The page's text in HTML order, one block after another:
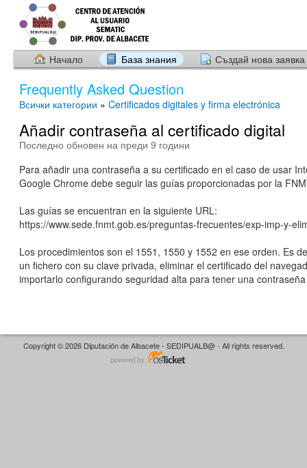
Начало База знания Създай нова заявка
Frequently Asked Question
Всички категории » Certificados digitales y firma electrónica
Añadir contraseña al certificado digital
Последно обновен на преди 9 години
Para añadir una contraseña a su certificado en el caso de usar
Google Chrome debe seguir las guías proporcionadas por la
Las guías se encuentran en la siguiente URL:
https://www.sede.fnmt.gob.es/preguntas-frecuentes/exp-imp-y-
Los procedimientos son el 1551, 1550 y 1552 en ese orden. Es
un fichero con su clave privada, eliminar el certificado del
importarlo configurando seguridad alta para tener una
Copyright © 2026 Diputación de Albacete - SEDIPUALB@ - All rights reserved.